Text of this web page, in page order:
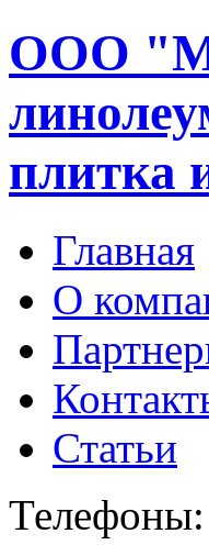
ООО
плитка
Главная
О
Статьи
Телефоны: